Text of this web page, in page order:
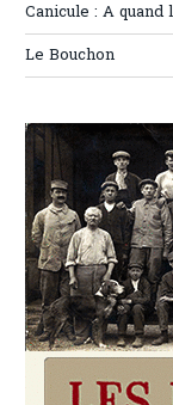
Canicule : A quand
Le Bouchon